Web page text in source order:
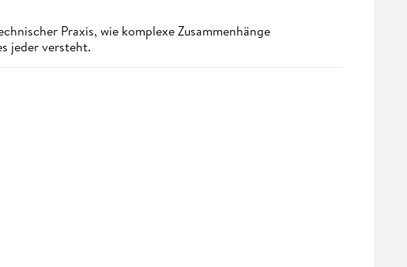
Praxis, wie komplexe Zusammenhänge
jeder versteht.